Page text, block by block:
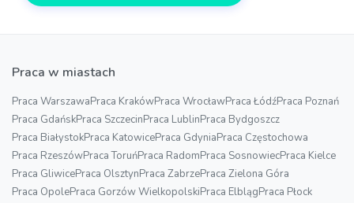
Praca w miastach
Praca WarszawaPraca KrakówPraca WrocławPraca ŁódźPraca Poznań
Praca GdańskPraca SzczecinPraca LublinPraca Bydgoszcz
Praca BiałystokPraca KatowicePraca GdyniaPraca Częstochowa
Praca RzeszówPraca ToruńPraca RadomPraca SosnowiecPraca Kielce
Praca GliwicePraca OlsztynPraca ZabrzePraca Zielona Góra
Praca OpolePraca Gorzów WielkopolskiPraca ElblągPraca Płock